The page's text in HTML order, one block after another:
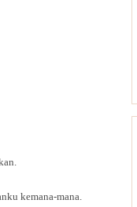
kemana-mana.